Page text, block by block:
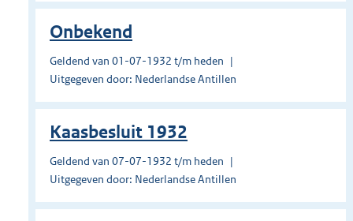
Onbekend
Geldend van 01-07-1932 t/m heden
Uitgegeven door: Nederlandse Antillen
Kaasbesluit 1932
Geldend van 07-07-1932 t/m heden
Uitgegeven door: Nederlandse Antillen